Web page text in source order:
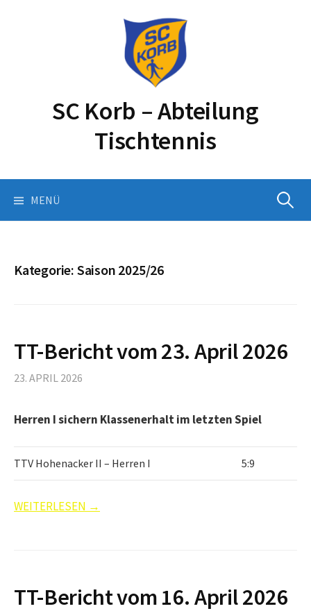
SC Korb – Abteilung
Tischtennis
MENÜ Suchen
Kategorie: Saison 2025/26
TT-Bericht vom 23. April 2026
23. APRIL 2026
Herren I sichern Klassenerhalt im letzten Spiel
TTV Hohenacker II – Herren I 5:9
WEITERLESEN →
TT-Bericht vom 16. April 2026